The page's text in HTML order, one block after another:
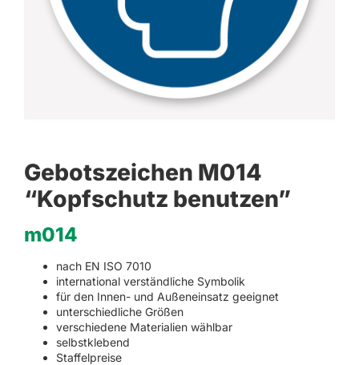
Gebotszeichen M014
“Kopfschutz benutzen”
m014
nach EN ISO 7010
international verständliche Symbolik
für den Innen- und Außeneinsatz geeignet
unterschiedliche Größen
verschiedene Materialien wählbar
selbstklebend
Staffelpreise